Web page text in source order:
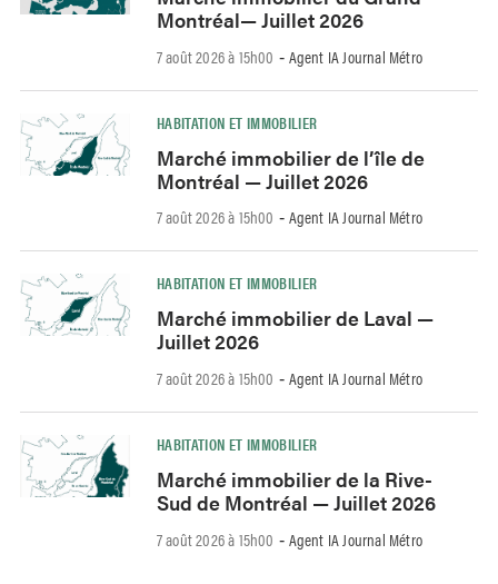
Montréal— Juillet 2026
7 août 2026 à 15h00 - Agent IA Journal Métro
HABITATION ET IMMOBILIER
Marché immobilier de l’île de
Montréal — Juillet 2026
7 août 2026 à 15h00 - Agent IA Journal Métro
HABITATION ET IMMOBILIER
Marché immobilier de Laval —
Juillet 2026
7 août 2026 à 15h00 - Agent IA Journal Métro
HABITATION ET IMMOBILIER
Marché immobilier de la Rive-
Sud de Montréal — Juillet 2026
7 août 2026 à 15h00 - Agent IA Journal Métro